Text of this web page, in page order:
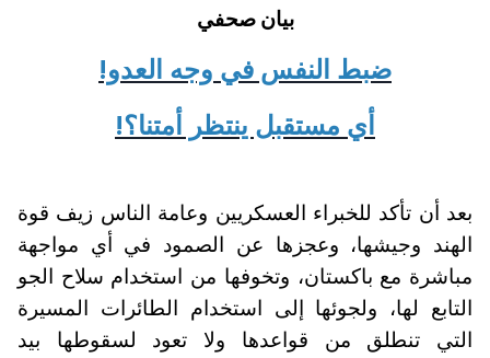
بيان صحفي
ضبط النفس في وجه العدو!
أي مستقبل ينتظر أمتنا؟!
بعد أن تأكد للخبراء العسكريين وعامة الناس زيف قوة
الهند وجيشها، وعجزها عن الصمود في أي مواجهة
مباشرة مع باكستان، وتخوفها من استخدام سلاح الجو
التابع لها، ولجوئها إلى استخدام الطائرات المسيرة
التي تنطلق من قواعدها ولا تعود لسقوطها بيد